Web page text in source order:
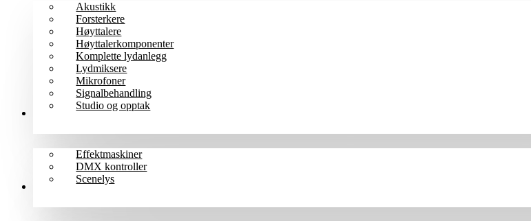
Akustikk
Forsterkere
Høyttalere
Høyttalerkomponenter
Komplette lydanlegg
Lydmiksere
Mikrofoner
Signalbehandling
Studio og opptak
Effektmaskiner
DMX kontroller
Scenelys